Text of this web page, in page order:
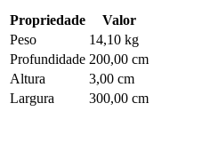
Propriedade
Valor
Peso
14,10 kg
Profundidade 200,00 cm
Altura
3,00 cm
Largura
300,00 cm